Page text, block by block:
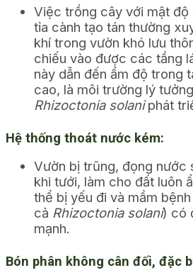
Việc trồng cây với mật độ
tỉa cành tạo tán thường
khí trong vườn khó lưu
chiếu vào được các tầng
này dẫn đến ẩm độ trong
cao, là môi trường lý
Rhizoctonia solaniphát
Hệ thống thoát nước kém:
Vườn bị trũng, đọng nước
khi tưới, làm cho đất luôn
thể bị yếu đi và mầm
cả Rhizoctonia solani) có
mạnh.
Bón phân không cân đối, đặc